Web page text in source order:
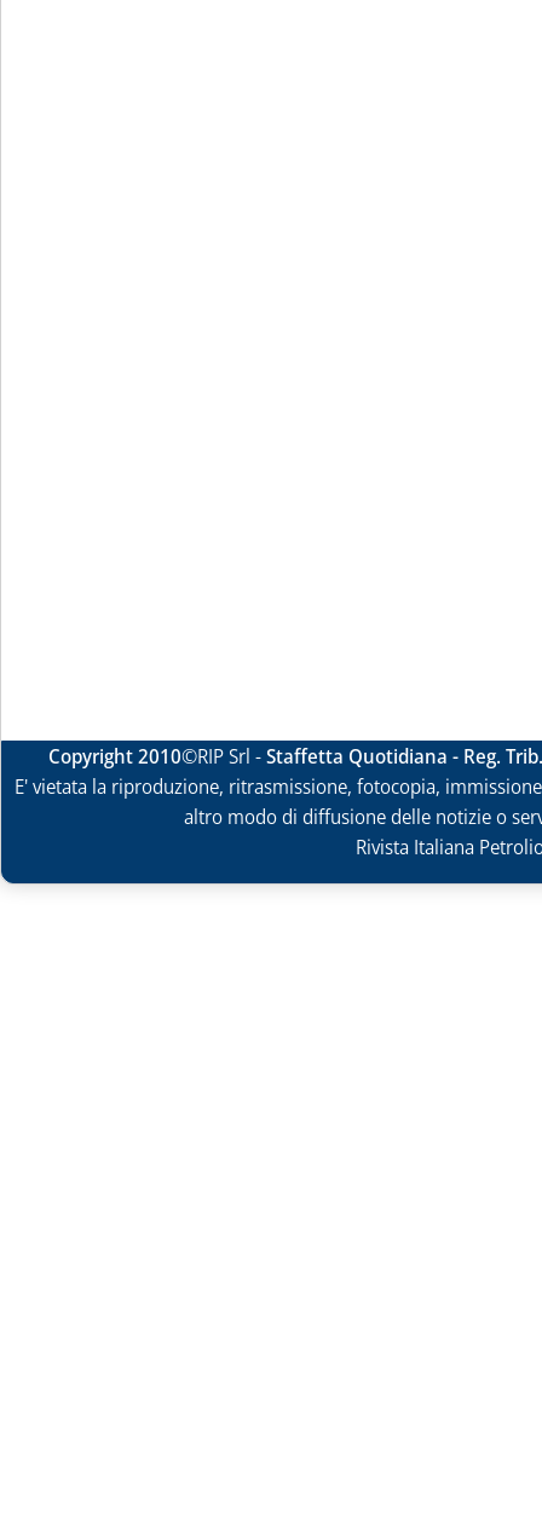
Copyright 2010©RIP Srl -Staffetta Quotidiana - Reg.
E' vietata la riproduzione, ritrasmissione, fotocopia,
altro modo di diffusione delle notizie o
Rivista Italiana